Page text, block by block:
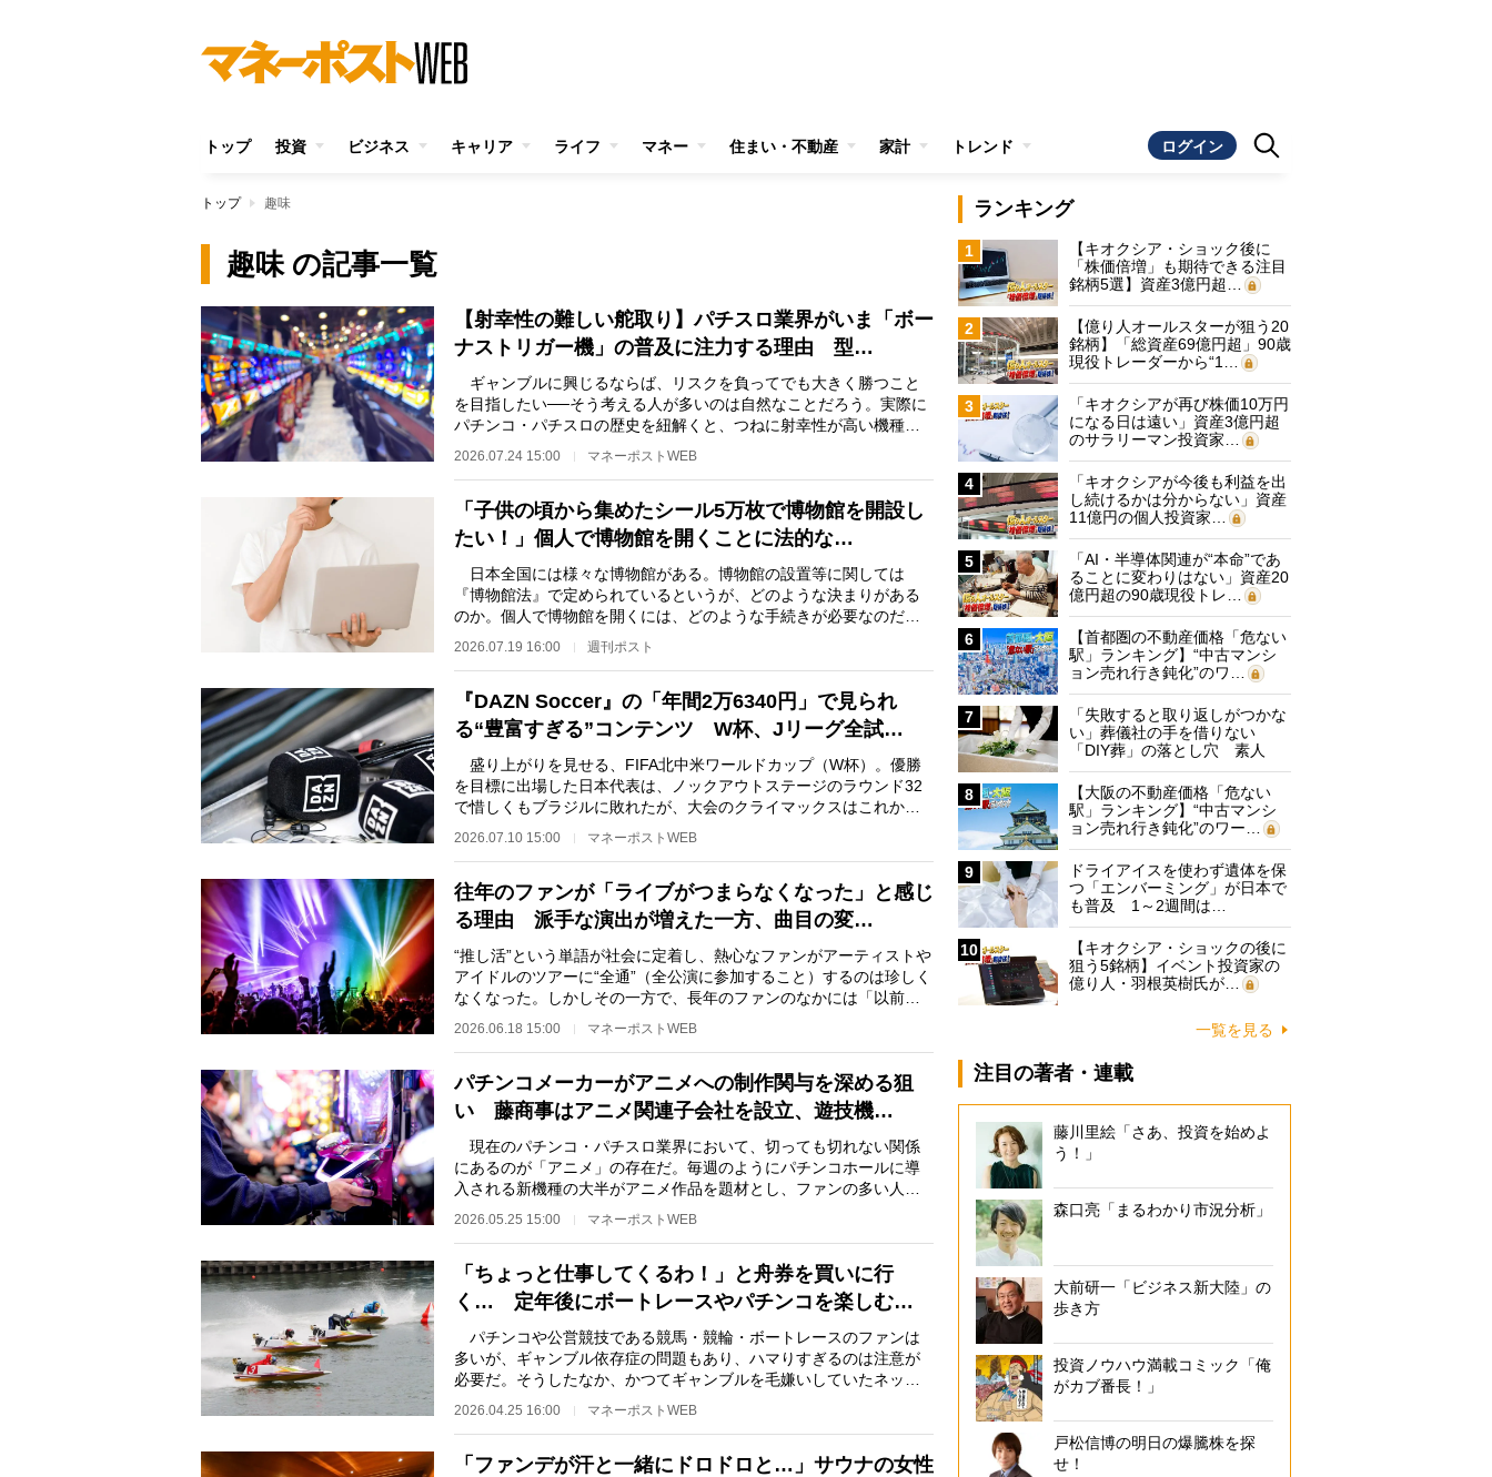
トップ 投資 ビジネス キャリア ライフ マネー 住まい・不動産 家計 トレンド ログイン
トップ 趣味
趣味 の記事一覧
【射幸性の難しい舵取り】パチスロ業界がいま「ボー
ナストリガー機」の普及に注力する理由 型…
ギャンブルに興じるならば、リスクを負ってでも大きく勝つこと
を目指したい──そう考える人が多いのは自然なことだろう。実際に
パチンコ・パチスロの歴史を紐解くと、つねに射幸性が高い機種が
2026.07.24 15:00 マネーポストWEB
「子供の頃から集めたシール5万枚で博物館を開設し
たい！」個人で博物館を開くことに法的な…
日本全国には様々な博物館がある。博物館の設置等に関しては
『博物館法』で定められているというが、どのような決まりがある
のか。個人で博物館を開くには、どのような手続きが必要なのだろ
うか。実際の法律相談…
2026.07.19 16:00 週刊ポスト
『DAZN Soccer』の「年間2万6340円」で見られ
る“豊富すぎる”コンテンツ W杯、Jリーグ全試…
盛り上がりを見せる、FIFA北中米ワールドカップ（W杯）。優勝
を目標に出場した日本代表は、ノックアウトステージのラウンド32
で惜しくもブラジルに敗れたが、大会のクライマックスはこれから
2026.07.10 15:00 マネーポストWEB
往年のファンが「ライブがつまらなくなった」と感じ
る理由 派手な演出が増えた一方、曲目の変…
“推し活”という単語が社会に定着し、熱心なファンがアーティストや
アイドルのツアーに“全通”（全公演に参加すること）するのは珍しく
なくなった。しかしその一方で、長年のファンのなかには「以前と
2026.06.18 15:00 マネーポストWEB
パチンコメーカーがアニメへの制作関与を深める狙
い 藤商事はアニメ関連子会社を設立、遊技機…
現在のパチンコ・パチスロ業界において、切っても切れない関係
にあるのが「アニメ」の存在だ。毎週のようにパチンコホールに導
入される新機種の大半がアニメ作品を題材とし、ファンの多い人気
2026.05.25 15:00 マネーポストWEB
「ちょっと仕事してくるわ！」と舟券を買いに行
く… 定年後にボートレースやパチンコを楽しむ…
パチンコや公営競技である競馬・競輪・ボートレースのファンは
多いが、ギャンブル依存症の問題もあり、ハマりすぎるのは注意が
必要だ。そうしたなか、かつてギャンブルを毛嫌いしていたネット
2026.04.25 16:00 マネーポストWEB
「ファンデが汗と一緒にドロドロと…」サウナの女性
ランキング
1
【キオクシア・ショック後に
「株価倍増」も期待できる注目
銘柄5選】資産3億円超…
2
【億り人オールスターが狙う20
銘柄】「総資産69億円超」90歳
現役トレーダーから“1…
3
「キオクシアが再び株価10万円
になる日は遠い」資産3億円超
のサラリーマン投資家…
4
「キオクシアが今後も利益を出
し続けるかは分からない」資産
11億円の個人投資家…
5
「AI・半導体関連が“本命”であ
ることに変わりはない」資産20
億円超の90歳現役トレ…
6
【首都圏の不動産価格「危ない
駅」ランキング】“中古マンシ
ョン売れ行き鈍化”のワ…
7
「失敗すると取り返しがつかな
い」葬儀社の手を借りない
「DIY葬」の落とし穴 素人
に…
8
【大阪の不動産価格「危ない
駅」ランキング】“中古マンシ
ョン売れ行き鈍化”のワー…
9
ドライアイスを使わず遺体を保
つ「エンバーミング」が日本で
も普及 1～2週間は…
10
【キオクシア・ショックの後に
狙う5銘柄】イベント投資家の
億り人・羽根英樹氏が…
一覧を見る
注目の著者・連載
藤川里絵「さあ、投資を始めよ
う！」
森口亮「まるわかり市況分析」
大前研一「ビジネス新大陸」の
歩き方
投資ノウハウ満載コミック「俺
がカブ番長！」
戸松信博の明日の爆騰株を探
せ！